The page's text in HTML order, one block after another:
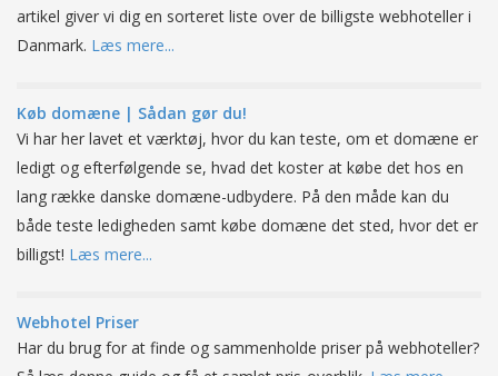
artikel giver vi dig en sorteret liste over de billigste webhoteller i
Danmark. Læs mere...
Køb domæne | Sådan gør du!
Vi har her lavet et værktøj, hvor du kan teste, om et domæne er
ledigt og efterfølgende se, hvad det koster at købe det hos en
lang række danske domæne-udbydere. På den måde kan du
både teste ledigheden samt købe domæne det sted, hvor det er
billigst! Læs mere...
Webhotel Priser
Har du brug for at finde og sammenholde priser på webhoteller?